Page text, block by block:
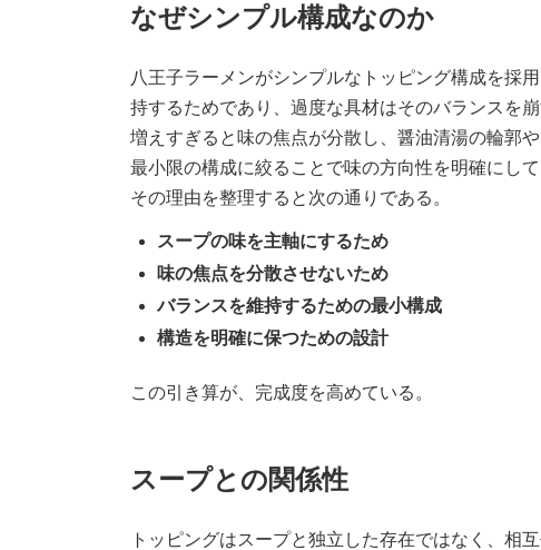
なぜシンプル構成なのか
八王子ラーメンがシンプルなトッピング構成を採
持するためであり、過度な具材はそのバランスを
増えすぎると味の焦点が分散し、醤油清湯の輪郭
最小限の構成に絞ることで味の方向性を明確にし
その理由を整理すると次の通りである。
スープの味を主軸にするため
味の焦点を分散させないため
バランスを維持するための最小構成
構造を明確に保つための設計
この引き算が、完成度を高めている。
スープとの関係性
トッピングはスープと独立した存在ではなく、相